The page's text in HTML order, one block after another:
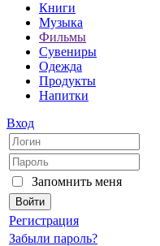
Книги
Музыка
Фильмы
Сувениры
Одежда
Продукты
Напитки
Вход
Запомнить меня
Регистрация
Забыли пароль?